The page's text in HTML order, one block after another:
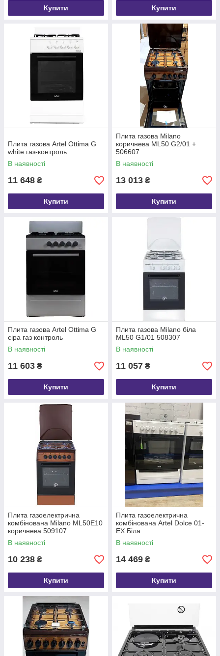
Купити Купити
Плита газова Artel Ottima G
white газ-контроль
В наявності
11 648 ₴
Купити
Плита газова Milano
коричнева ML50 G2/01 +
506607
В наявності
13 013 ₴
Купити
Плита газова Artel Ottima G
сіра газ контроль
В наявності
11 603 ₴
Купити
Плита газова Milano біла
ML50 G1/01 508307
В наявності
11 057 ₴
Купити
Плита газоелектрична
комбінована Milano ML50E10
коричнева 509107
В наявності
10 238 ₴
Купити
Плита газоелектрична
комбінована Artel Dolce 01-
EX Біла
В наявності
14 469 ₴
Купити